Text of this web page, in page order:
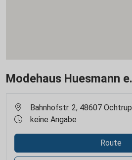
Modehaus Huesmann
Bahnhofstr. 2, 48607 Ochtrup
keine Angabe
Route